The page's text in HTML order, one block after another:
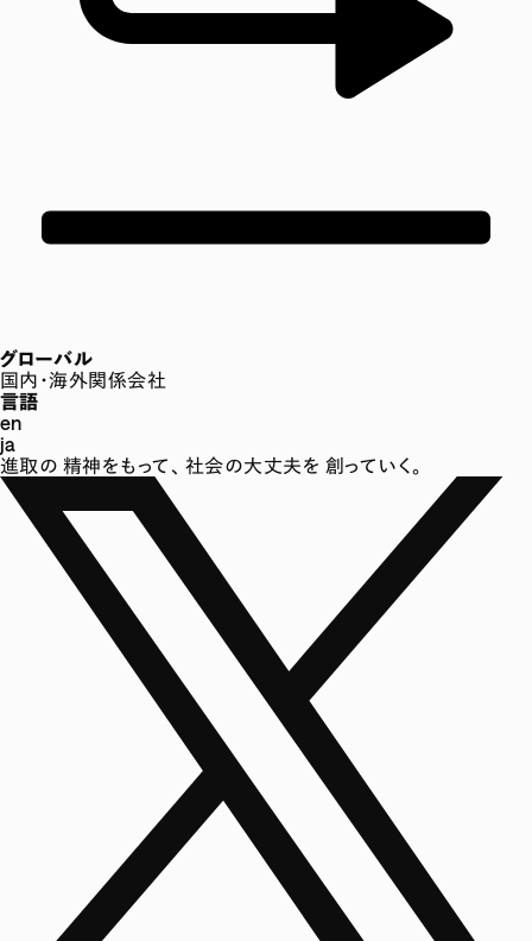
グローバル
国内・海外関係会社
言語
en
ja
進取の 精神をもって、 社会の大丈夫を 創っていく。